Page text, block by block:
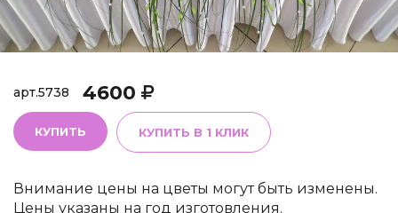
арт.5738 4600
КУПИТЬ КУПИТЬ В 1 КЛИК
Внимание цены на цветы могут быть изменены.
Цены указаны на год изготовления.